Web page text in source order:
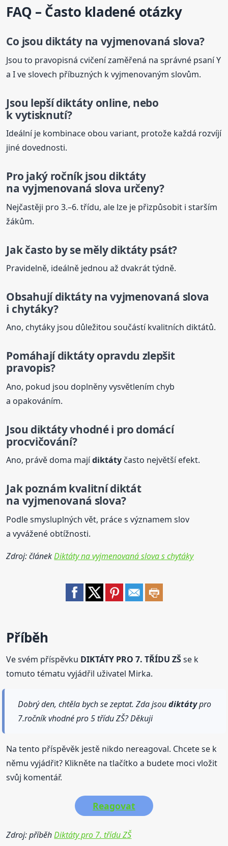
FAQ – Často kladené otázky
Co jsou diktátyna vyjmenovaná slova?
Jsou to pravopisná cvičení zaměřená na správné psaní Y
a I ve slovech příbuzných k vyjmenovaným slovům.
Jsou lepšídiktátyonline, nebo
k vytisknutí?
Ideální je kombinace obou variant, protože každá rozvíjí
jiné dovednosti.
Pro jaký ročník jsou diktáty
na vyjmenovaná slova určeny?
Nejčastěji pro 3.–6. třídu, ale lze je přizpůsobit i starším
žákům.
Jak často by se mělydiktátypsát?
Pravidelně, ideálně jednou až dvakrát týdně.
Obsahujídiktátyna vyjmenovaná slova
i chytáky?
Ano, chytáky jsou důležitou součástí kvalitních diktátů.
Pomáhajídiktátyopravdu zlepšit
pravopis?
Ano, pokud jsou doplněny vysvětlením chyb
a opakováním.
Jsou diktátyvhodné i pro domácí
procvičování?
Ano, právě doma majídiktáty často největší efekt.
Jak poznám kvalitní diktát
na vyjmenovaná slova?
Podle smysluplných vět, práce s významem slov
a vyvážené obtížnosti.
Zdroj: článekDiktáty na vyjmenovaná slova s chytáky
Příběh
Ve svém příspěvku DIKTÁTY PRO 7. TŘÍDU ZŠse k
tomuto tématu vyjádřil uživatel Mirka.
Dobrý den, chtěla bych se zeptat. Zda jsoudiktátypro
7.ročník vhodné pro 5 třídu ZŠ? Děkuji
Na tento příspěvěk jestě nikdo nereagoval. Chcete se k
němu vyjádřit? Klikněte na tlačítko a budete moci vložit
svůj komentář.
Reagovat
Zdroj: příběhDiktáty pro 7. třídu ZŠ